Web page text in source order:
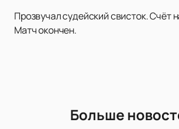
Прозвучал судейский свисток. Счёт
Матч окончен.
Больше